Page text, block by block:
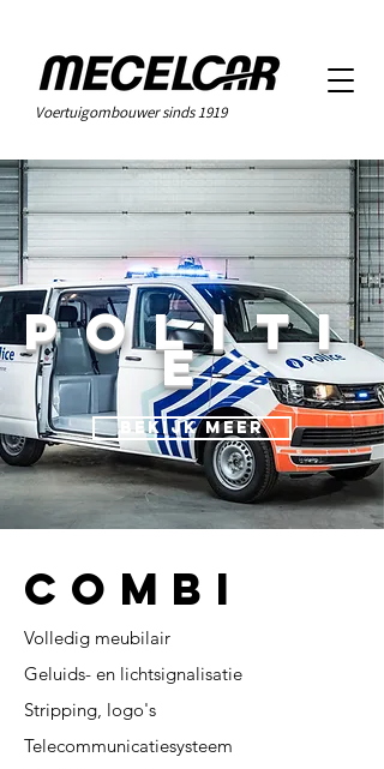
Voertuigombouwer sinds 1919
Politi
e
Bekijk meer
Combi
Volledig meubilair
Geluids- en lichtsignalisatie
Stripping, logo's
Telecommunicatiesysteem